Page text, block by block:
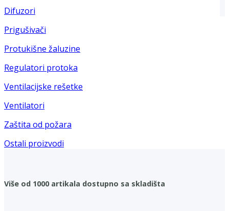
Difuzori
Prigušivači
Protukišne žaluzine
Regulatori protoka
Ventilacijske rešetke
Ventilatori
Zaštita od požara
Ostali proizvodi
Više od 1000 artikala dostupno sa skladišta